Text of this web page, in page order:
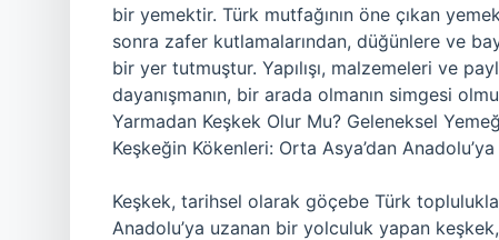
bir yemektir. Türk mutfağının öne çıkan
sonra zafer kutlamalarından, düğünlere ve
bir yer tutmuştur. Yapılışı, malzemeleri ve
dayanışmanın, bir arada olmanın simgesi
Yarmadan Keşkek Olur Mu? Geleneksel
Keşkeğin Kökenleri: Orta Asya’dan
Keşkek, tarihsel olarak göçebe Türk
Anadolu’ya uzanan bir yolculuk yapan